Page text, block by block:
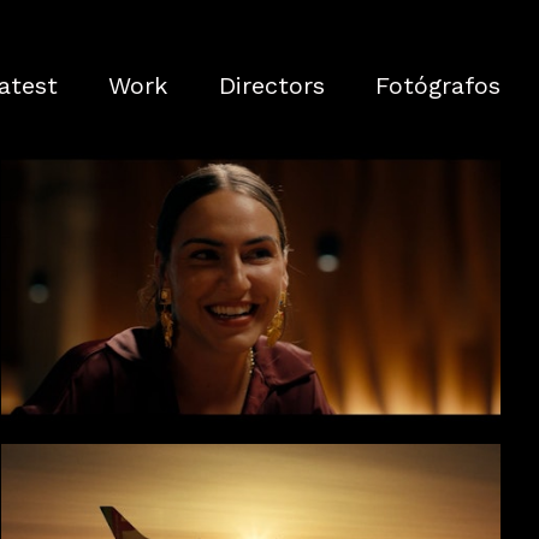
Work Directors Fotógrafos